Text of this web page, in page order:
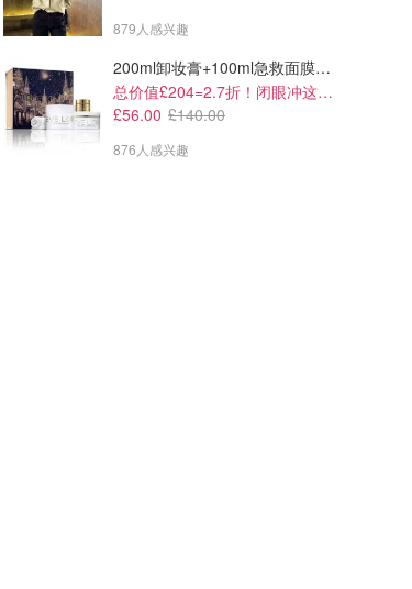
879人感兴趣
200ml卸妆膏+100ml急救面膜+面霜+洁颜布
总价值£204=2.7折！闭眼冲这套！
£56.00 £140.00
876人感兴趣